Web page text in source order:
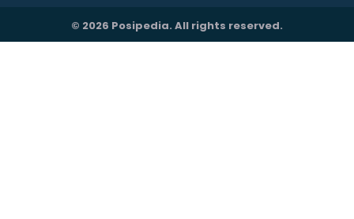
© 2026 Posipedia. All rights reserved.